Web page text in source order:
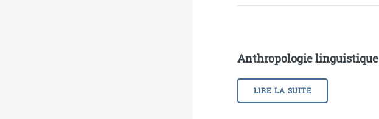
Anthropologie linguistique
LIRE LA SUITE